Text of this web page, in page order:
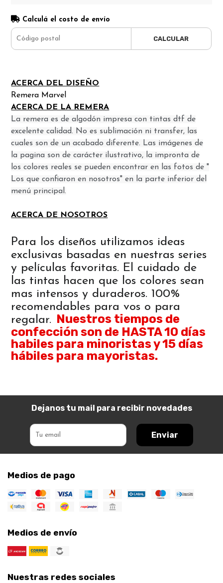
Calculá el costo de envío
CALCULAR
ACERCA DEL DISEÑO
Remera Marvel
ACERCA DE LA REMERA
La remera es de algodón impresa con tintas dtf de
excelente calidad. No es sublimación ni transfer, las
cuales son de un acabado diferente. Las imágenes de
la pagina son de carácter ilustrativo, la impronta de
los colores reales se pueden encontrar en las fotos de "
Los que confiaron en nosotros" en la parte inferior del
menú principal.
ACERCA DE NOSOTROS
Para los diseños utilizamos ideas
exclusivas basadas en nuestras series
y películas favoritas. El cuidado de
las tintas hacen que los colores sean
mas intensos y duraderos. 100%
recomendables para vos o para
regalar. Nuestros tiempos de
confección son de HASTA 10 días
habiles para minoristas y 15 días
hábiles para mayoristas.
Dejanos tu mail para recibir novedades
Enviar
Medios de pago
Medios de envío
Nuestras redes sociales